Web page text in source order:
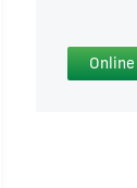
Online